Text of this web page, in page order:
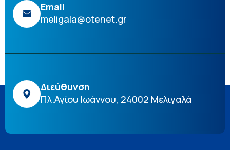
Email
meligala@otenet.gr
Διεύθυνση
Πλ.Αγίου Ιωάννου, 24002 Μελιγαλά